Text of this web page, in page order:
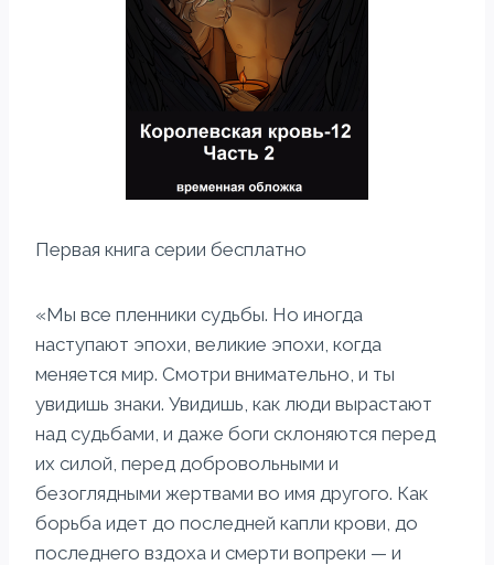
Первая книга серии бесплатно
«Мы все пленники судьбы. Но иногда
наступают эпохи, великие эпохи, когда
меняется мир. Смотри внимательно, и ты
увидишь знаки. Увидишь, как люди вырастают
над судьбами, и даже боги склоняются перед
их силой, перед добровольными и
безоглядными жертвами во имя другого. Как
борьба идет до последней капли крови, до
последнего вздоха и смерти вопреки — и